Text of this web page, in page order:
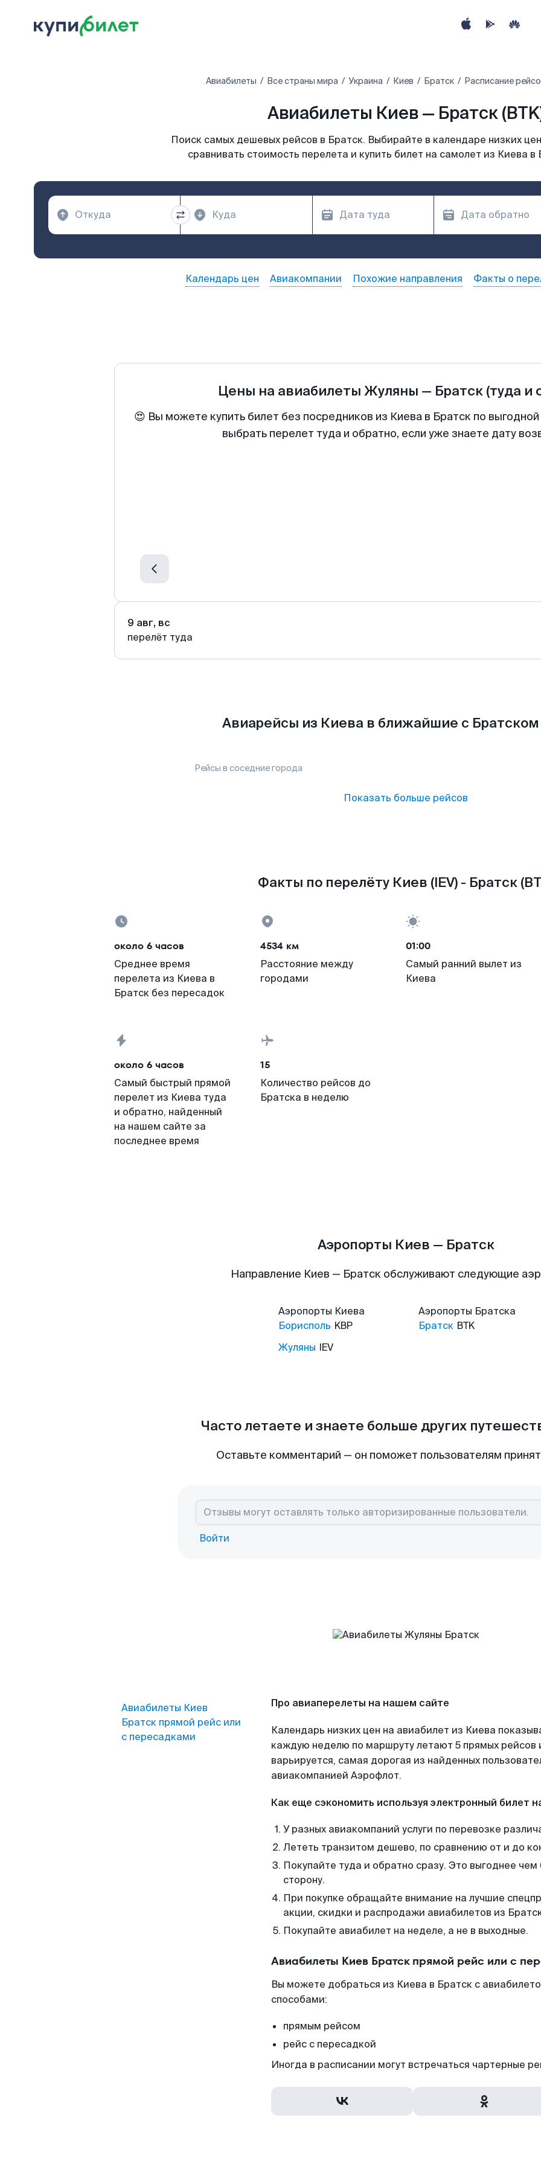
Авиабилеты Все страны мира Украина Киев Братск Расписание
Авиабилеты Киев — Братск
Поиск самых дешевых рейсов в Братск. Выбирайте в календаре низких
сравнивать стоимость перелета и купить билет на самолет из Киева в
Календарь цен Авиакомпании Похожие направления Факты о
Цены на авиабилеты Жуляны — Братск (туда и
😍 Вы можете купить билет без посредников из Киева в Братск по
выбрать перелет туда и обратно, если уже знаете дату
9 авг, вс
перелёт туда
Авиарейсы из Киева в ближайшие с Братском
Рейсы в соседние города
Показать больше рейсов
Факты по перелёту Киев (IEV) - Братск
около 6 часов
Среднее время
перелета из Киева в
Братск без пересадок
4534 км
Расстояние между
городами
01:00
Самый ранний вылет из
Киева
около 6 часов
Самый быстрый прямой
перелет из Киева туда
и обратно, найденный
на нашем сайте за
последнее время
15
Количество рейсов до
Братска в неделю
Аэропорты Киев — Братск
Направление Киев — Братск обслуживают следующие
Аэропорты Киева
Борисполь KBP
Жуляны IEV
Аэропорты Братска
Братск BTK
Часто летаете и знаете больше других
Оставьте комментарий — он поможет пользователям
Войти
Авиабилеты Киев
Братск прямой рейс или
с пересадками
Про авиаперелеты на нашем сайте
Календарь низких цен на авиабилет из Киева
каждую неделю по маршруту летают 5 прямых рейсов
варьируется, самая дорогая из найденных
авиакомпанией Аэрофлот.
Как еще сэкономить используя электронный билет
У разных авиакомпаний услуги по перевозке
Лететь транзитом дешево, по сравнению от и до
Покупайте туда и обратно сразу. Это выгоднее
сторону.
При покупке обращайте внимание на лучшие
акции, скидки и распродажи авиабилетов из
Покупайте авиабилет на неделе, а не в выходные.
Авиабилеты Киев Братск прямой рейс или с
Вы можете добраться из Киева в Братск с
способами:
прямым рейсом
рейс с пересадкой
Иногда в расписании могут встречаться чартерные